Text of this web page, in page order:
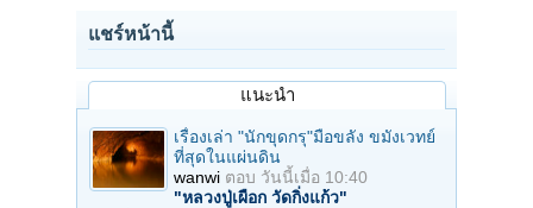
แชร์หน้านี้
แนะนำ
เรื่องเล่า "นักขุดกรุ"มือขลัง ขมังเวทย์
ที่สุดในแผ่นดิน
wanwi ตอบ วันนี้เมื่อ 10:40
"หลวงปู่เผือก วัดกิ่งแก้ว"